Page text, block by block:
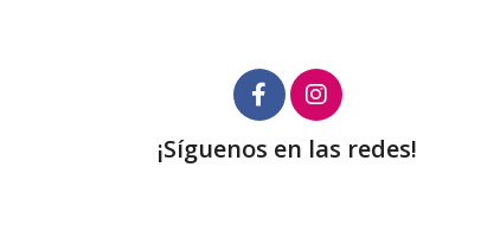
¡Síguenos en las redes!